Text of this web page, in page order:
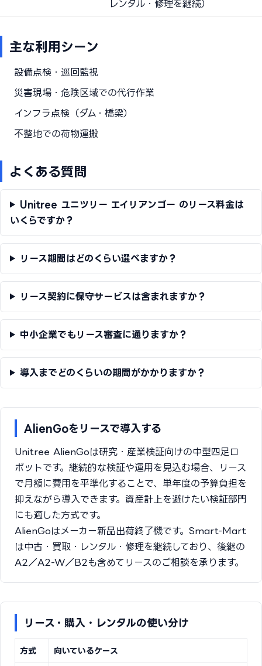
レンタル・修理を継続）
主な利用シーン
設備点検・巡回監視
災害現場・危険区域での代行作業
インフラ点検（ダム・橋梁）
不整地での荷物運搬
よくある質問
Unitree ユニツリー エイリアンゴー のリース料金は
いくらですか？
リース期間はどのくらい選べますか？
リース契約に保守サービスは含まれますか？
中小企業でもリース審査に通りますか？
導入までどのくらいの期間がかかりますか？
AlienGoをリースで導入する
Unitree AlienGoは研究・産業検証向けの中型四足ロ
ボットです。継続的な検証や運用を見込む場合、リース
で月額に費用を平準化することで、単年度の予算負担を
抑えながら導入できます。資産計上を避けたい検証部門
にも適した方式です。
AlienGoはメーカー新品出荷終了機です。Smart-Mart
は中古・買取・レンタル・修理を継続しており、後継の
A2／A2-W／B2も含めてリースのご相談を承ります。
リース・購入・レンタルの使い分け
方式 向いているケース